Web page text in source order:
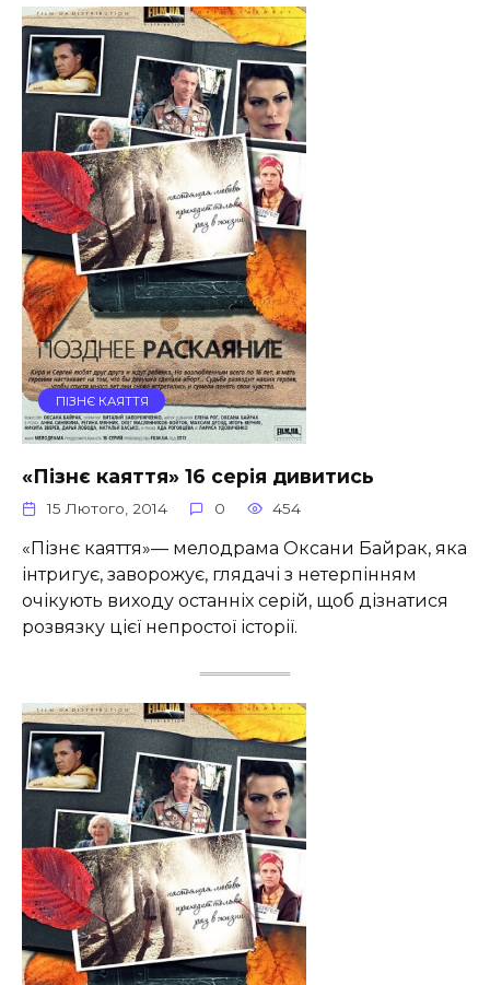
ПІЗНЄ КАЯТТЯ
«Пізнє каяття» 16 серія дивитись
15 Лютого, 2014 0 454
«Пізнє каяття»— мелодрама Оксани Байрак, яка
інтригує, заворожує, глядачі з нетерпінням
очікують виходу останніх серій, щоб дізнатися
розвязку цієї непростої історії.